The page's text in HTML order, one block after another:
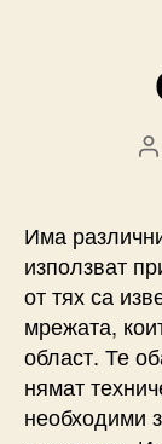
Има
използват
от тях са
мрежата,
област. Те
нямат
необходими